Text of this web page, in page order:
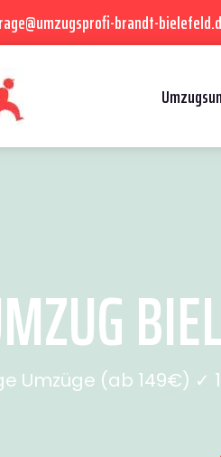
brandt-
Umzüge (ab 149€) ✓